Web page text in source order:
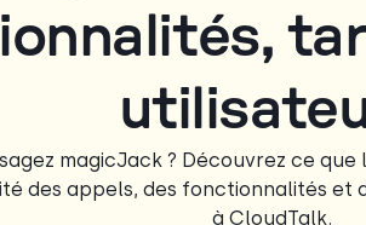
magicJack ? Découvrez ce
des appels, des fonctionnalités
à CloudTalk.